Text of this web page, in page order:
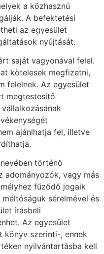
a közhasznú
A befektetési
az egyesület
nyújtását.
saját vagyonával felel.
kötelesek megfizetni,
felelnek. Az egyesület
megtestesítő
ajánlhatja fel, illetve
történő
adományozók, vagy más
fűződő jogaik
sérelmével és
írásbeli
Az egyesület
könyv szerinti-, ennek
nyilvántartásba kell